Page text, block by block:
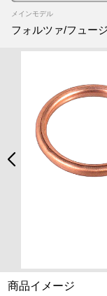
メインモデル
フォルツァ/フュー
商品イメージ